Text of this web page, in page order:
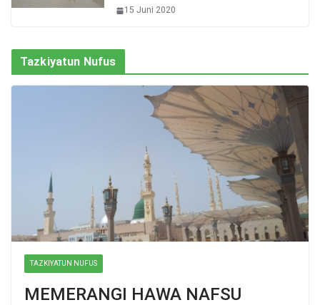
15 Juni 2020
Tazkiyatun Nufus
TAZKIYATUN NUFUS
MEMERANGI HAWA NAFSU